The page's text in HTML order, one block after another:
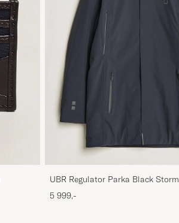
UBR Regulator Parka Black Storm
5 999,-